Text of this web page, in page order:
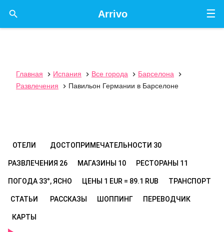
☰
Arrivo

Главная  Испания  Все города  Барселона

Развлечения
 Павильон Германии в Барселоне
ОТЕЛИ ДОСТОПРИМЕЧАТЕЛЬНОСТИ 30
РАЗВЛЕЧЕНИЯ 26 МАГАЗИНЫ 10 РЕСТОРАНЫ 11
ПОГОДА 33°, ЯСНО ЦЕНЫ 1 EUR = 89.1 RUB ТРАНСПОРТ
СТАТЬИ РАССКАЗЫ ШОППИНГ ПЕРЕВОДЧИК
КАРТЫ